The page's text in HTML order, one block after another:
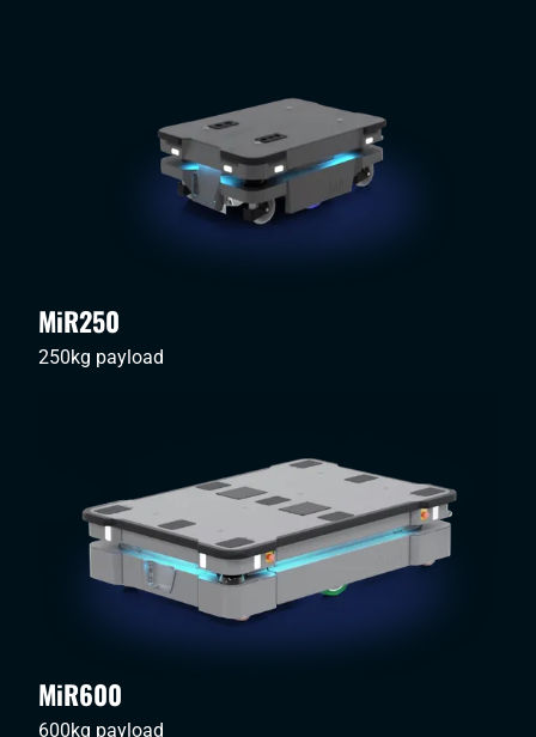
MiR250
250kg payload
MiR600
600kg payload